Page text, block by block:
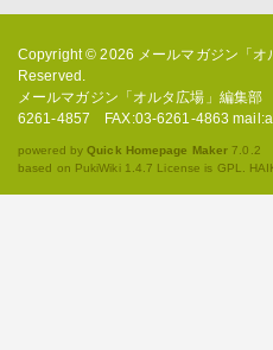
Copyright © 2026 メールマガジン「
Reserved.
メールマガジン「オルタ広場」編集
6261-4857 FAX:03-6261-4863
powered byQuick Homepage Maker 7.0.2
based on PukiWiki 1.4.7 License is GPL.